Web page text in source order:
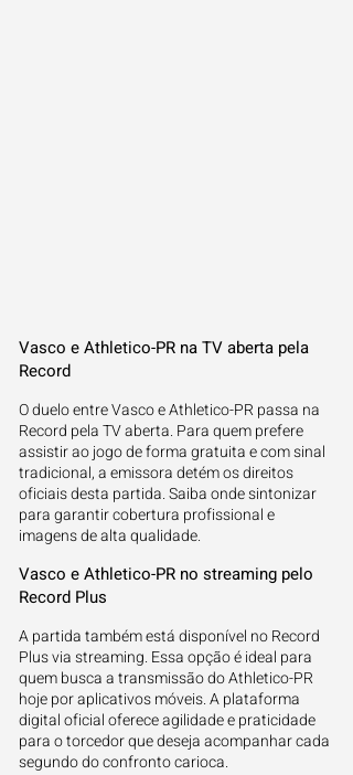
Vasco e Athletico-PR na TV aberta pela
Record
O duelo entre Vasco e Athletico-PR passa na
Record pela TV aberta. Para quem prefere
assistir ao jogo de forma gratuita e com sinal
tradicional, a emissora detém os direitos
oficiais desta partida. Saiba onde sintonizar
para garantir cobertura profissional e
imagens de alta qualidade.
Vasco e Athletico-PR no streaming pelo
Record Plus
A partida também está disponível no Record
Plus via streaming. Essa opção é ideal para
quem busca a transmissão do Athletico-PR
hoje por aplicativos móveis. A plataforma
digital oficial oferece agilidade e praticidade
para o torcedor que deseja acompanhar cada
segundo do confronto carioca.